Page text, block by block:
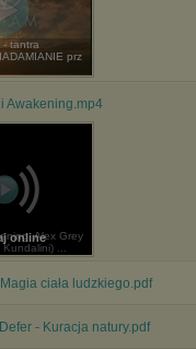
- tantra
prz
Awakening.mp4
onlineAlex Grey
...
ciała ludzkiego.pdf
- Kuracja natury.pdf